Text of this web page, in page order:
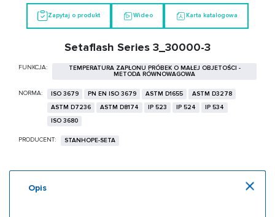
Zapytaj o produkt Wideo Karta katalogowa
Setaflash Series 3_30000-3
FUNKCJA:
TEMPERATURA ZAPŁONU PRÓBEK O MAŁEJ OBJETOŚCI -
METODA RÓWNOWAGOWA
NORMA: ISO 3679 PN EN ISO 3679 ASTM D1655
ASTM D3278
ASTM D7236
ASTM D8174 IP 523 IP 524
IP 534
ISO 3680
PRODUCENT: STANHOPE-SETA
Opis